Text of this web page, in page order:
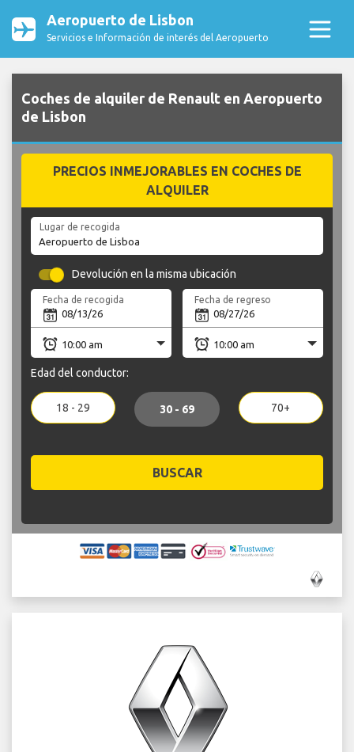
Aeropuerto de Lisbon
Servicios e Información de interés del Aeropuerto
Coches de alquiler de Renault en Aeropuerto
de Lisbon
PRECIOS INMEJORABLES EN COCHES DE
ALQUILER
Lugar de recogida
Devolución en la misma ubicación
Fecha de recogida Fecha de regreso
Edad del conductor:
18 - 29 30 - 69 70+
BUSCAR